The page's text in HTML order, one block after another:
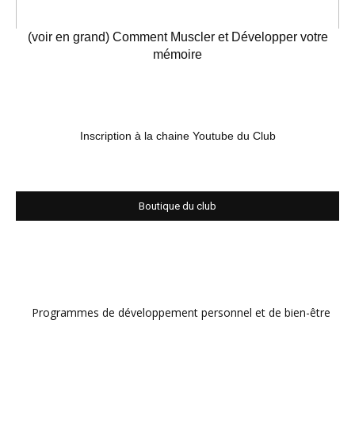
(voir en grand) Comment Muscler et Développer votre
mémoire
Inscription à la chaine Youtube du Club
Boutique du club
Programmes de développement personnel et de bien-être